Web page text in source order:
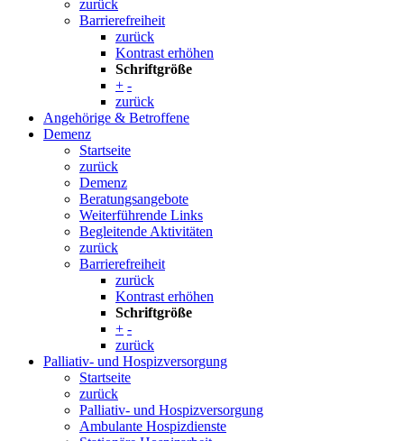
zurück
Barrierefreiheit
zurück
Kontrast erhöhen
Schriftgröße
+ -
zurück
Angehörige & Betroffene
Demenz
Startseite
zurück
Demenz
Beratungsangebote
Weiterführende Links
Begleitende Aktivitäten
zurück
Barrierefreiheit
zurück
Kontrast erhöhen
Schriftgröße
+ -
zurück
Palliativ- und Hospizversorgung
Startseite
zurück
Palliativ- und Hospizversorgung
Ambulante Hospizdienste